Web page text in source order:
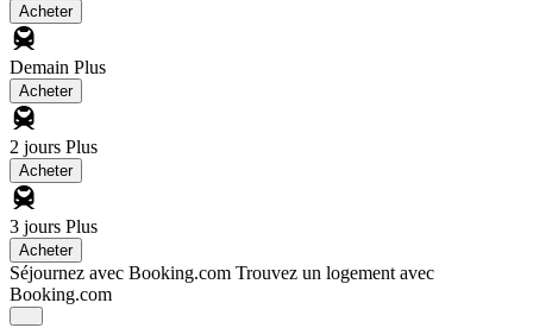
Acheter
Demain Plus
Acheter
2 jours Plus
Acheter
3 jours Plus
Acheter
Séjournez avec Booking.com Trouvez un logement avec
Booking.com